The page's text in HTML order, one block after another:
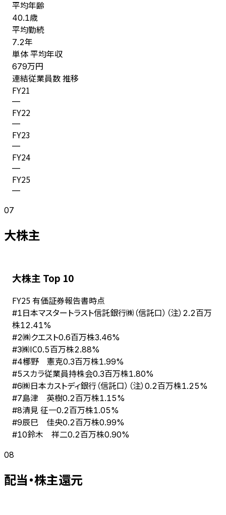
平均年齢
40.1歳
平均勤続
7.2年
単体 平均年収
679万円
連結従業員数 推移
FY21
—
FY22
—
FY23
—
FY24
—
FY25
—
07
大株主
大株主 Top 10
FY25 有価証券報告書時点
#1日本マスタートラスト信託銀行㈱（信託口）（注） 2.2百万
株12.41%
#2㈱クエスト0.6百万株3.46%
#3㈱IC0.5百万株2.88%
#4梛野 憲克0.3百万株1.99%
#5スカラ従業員持株会0.3百万株1.80%
#6㈱日本カストディ銀行（信託口）（注） 0.2百万株1.25%
#7島津 英樹0.2百万株1.15%
#8清見 征一0.2百万株1.05%
#9辰巳 佳央0.2百万株0.99%
#10鈴木 祥二0.2百万株0.90%
08
配当・株主還元